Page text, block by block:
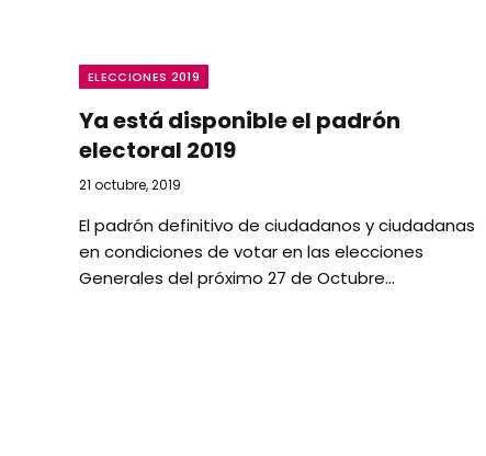
ELECCIONES 2019
Ya está disponible el padrón
electoral 2019
21 octubre, 2019
El padrón definitivo de ciudadanos y ciudadanas
en condiciones de votar en las elecciones
Generales del próximo 27 de Octubre…